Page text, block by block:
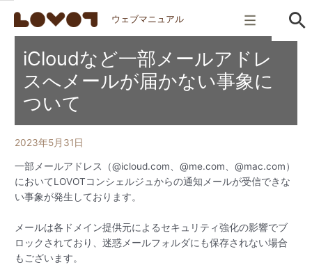
ウェブマニュアル
iCloudなど一部メールアドレ
スへメールが届かない事象に
ついて
2023年5月31日
一部メールアドレス（@icloud.com、@me.com、@mac.com）
においてLOVOTコンシェルジュからの通知メールが受信できな
い事象が発生しております。
メールは各ドメイン提供元によるセキュリティ強化の影響でブ
ロックされており、迷惑メールフォルダにも保存されない場合
もございます。